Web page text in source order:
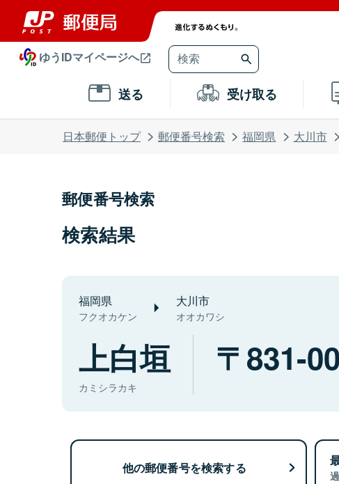
ゆうIDマイページへ
送る 受け取る
日本郵便トップ 郵便番号検索 福岡県 大川市
郵便番号検索
検索結果
福岡県
フクオカケン
大川市
オオカワシ
上白垣
カミシラカキ
831-
他の郵便番号を検索する